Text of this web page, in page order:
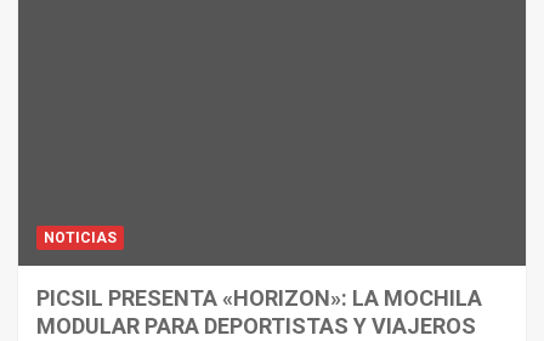
NOTICIAS
PICSIL PRESENTA «HORIZON»: LA MOCHILA
MODULAR PARA DEPORTISTAS Y VIAJEROS